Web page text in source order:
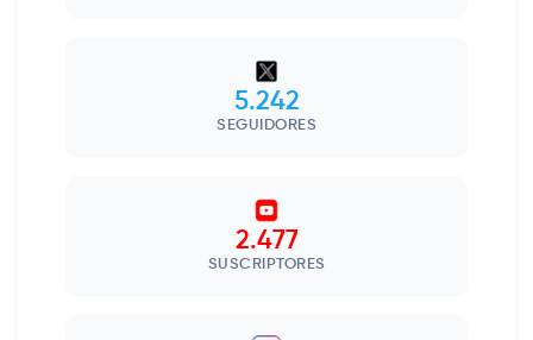
5.242
SEGUIDORES
2.477
SUSCRIPTORES